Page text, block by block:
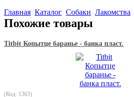
Главная Каталог Собаки Лакомства
Похожие товары
Titbit Копытце баранье - банка пласт.
(Код: 1363)